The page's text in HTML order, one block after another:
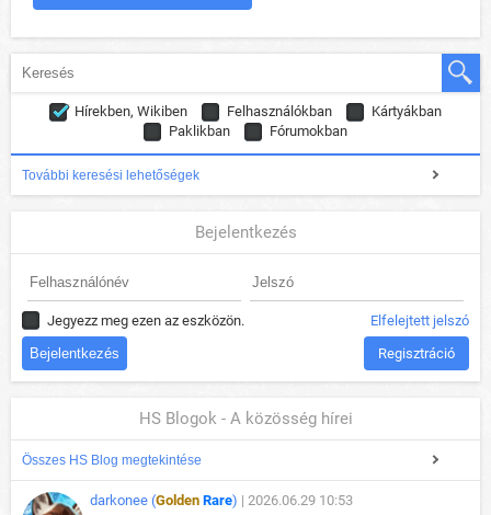
Hírekben, Wikiben Felhasználókban
Kártyákban
Paklikban
Fórumokban
További keresési lehetőségek
Bejelentkezés
Jegyezz meg ezen az eszközön. Elfelejtett jelszó
Regisztráció
HS Blogok - A közösség hírei
Összes HS Blog megtekintése
darkonee (Golden Rare) | 2026.06.29 10:53